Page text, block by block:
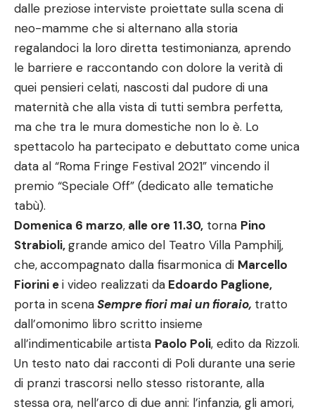
dalle preziose interviste proiettate sulla scena di
neo-mamme che si alternano alla storia
regalandoci la loro diretta testimonianza, aprendo
le barriere e raccontando con dolore la verità di
quei pensieri celati, nascosti dal pudore di una
maternità che alla vista di tutti sembra perfetta,
ma che tra le mura domestiche non lo è. Lo
spettacolo ha partecipato e debuttato come unica
data al “Roma Fringe Festival 2021” vincendo il
premio “Speciale Off” (dedicato alle tematiche
tabù).
Domenica 6 marzo, alle ore 11.30, torna Pino
Strabioli,grande amico del Teatro Villa Pamphilj,
che,accompagnato dalla fisarmonica di Marcello
Fiorini ei video realizzati da Edoardo Paglione,
porta in scenaSempre fiori mai un fioraio, tratto
dall’omonimo libro scritto insieme
all’indimenticabile artista Paolo Poli, edito da Rizzoli.
Un testo nato dai racconti di Poli durante una serie
di pranzi trascorsi nello stesso ristorante, alla
stessa ora, nell’arco di due anni: l’infanzia, gli amori,